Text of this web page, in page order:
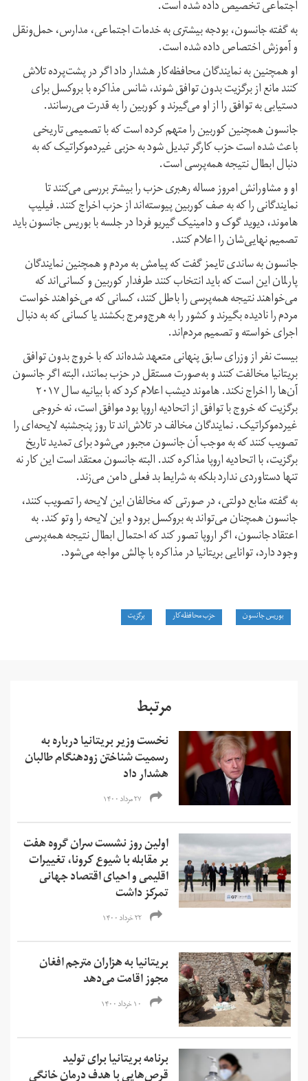
اجتماعی تخصیص داده شده است.
به گفته جانسون، بودجه بیشتری به خدمات اجتماعی، مدارس، حمل‌و‌نقل
و آموزش اختصاص داده شده است.
او همچنین به نمایندگان محافظه‌کار هشدار داد اگر در پشت‌پرده تلاش
کنند مانع از برگزیت بدون توافق شوند، شانس مذاکره با بروکسل برای
دستیابی به توافق را از او می‌گیرند و کوربین را به قدرت می‌رسانند.
جانسون همچنین کوربین را متهم کرده است که با تصمیمی تاریخی
باعث شده است حزب کارگر تبدیل شود به حزبی غیر‌دموکراتیک که به
دنبال ابطال نتیجه همه‌پرسی است.
او و مشاورانش امروز مساله رهبری حزب را بیشتر بررسی می‌کنند تا
نمایندگانی را که به صف کوربین پیوسته‌اند از حزب اخراج کنند. فیلیپ
هاموند، دیوید گوک و دامینیک گیریو فردا در جلسه با بوریس جانسون باید
تصمیم نهایی‌شان را اعلام کنند.
جانسون به ساندی تایمز گفت که پیامش به مردم و همچنین نمایندگان
پارلمان این است که باید انتخاب کنند طرفدار کوربین و کسانی‌اند که
می‌خواهند نتیجه همه‌پرسی را باطل کنند، کسانی که می‌خواهند خواست
مردم را نادیده بگیرند و کشور را به هرج‌ومرج بکشند یا کسانی که به دنبال
اجرای خواسته و تصمیم مردم‌اند.
بیست نفر از وزرای سابق پنهانی متعهد شده‌اند که با خروج بدون توافق
بریتانیا مخالفت کنند و به‌صورت مستقل در حزب بمانند، البته اگر جانسون
آن‌ها را اخراج نکند. هاموند دیشب اعلام کرد که با بیانیه سال ۲۰۱۷
برگزیت که خروج با توافق از اتحادیه اروپا بود موافق است، نه خروجی
غیر‌دموکراتیک. نمایندگان مخالف در تلاش‌اند تا روز پنجشنبه لایحه‌ای را
تصویب کنند که به موجب آن جانسون مجبور می‌شود برای تمدید تاریخ
برگزیت، با اتحادیه اروپا مذاکره کند. البته جانسون معتقد است این کار نه
تنها دستاوردی ندارد بلکه به شرایط بد فعلی دامن می‌زند.
به گفته منابع دولتی، در صورتی که مخالفان این لایحه را تصویب کنند،
جانسون همچنان می‌تواند به بروکسل برود و این لایحه را وتو کند. به
اعتقاد جانسون، اگر اروپا تصور کند که احتمال ابطال نتیجه همه‌پرسی
وجود دارد، توانایی بریتانیا در مذاکره با چالش مواجه می‌شود.
بوریس جانسون حزب محافظه‌کار برگزیت
مرتبط
نخست وزیر بریتانیا درباره به
رسمیت شناختن زودهنگام طالبان
هشدار داد
۲۷ مرداد ۱۴۰۰
اولین روز نشست سران گروه هفت
بر مقابله با شیوع کرونا، تغییرات
اقلیمی و احیای اقتصاد جهانی
تمرکز داشت
۲۲ خرداد ۱۴۰۰
بریتانیا به هزاران مترجم افغان
مجوز اقامت می‌دهد
۱۰ خرداد ۱۴۰۰
برنامه بریتانیا برای تولید